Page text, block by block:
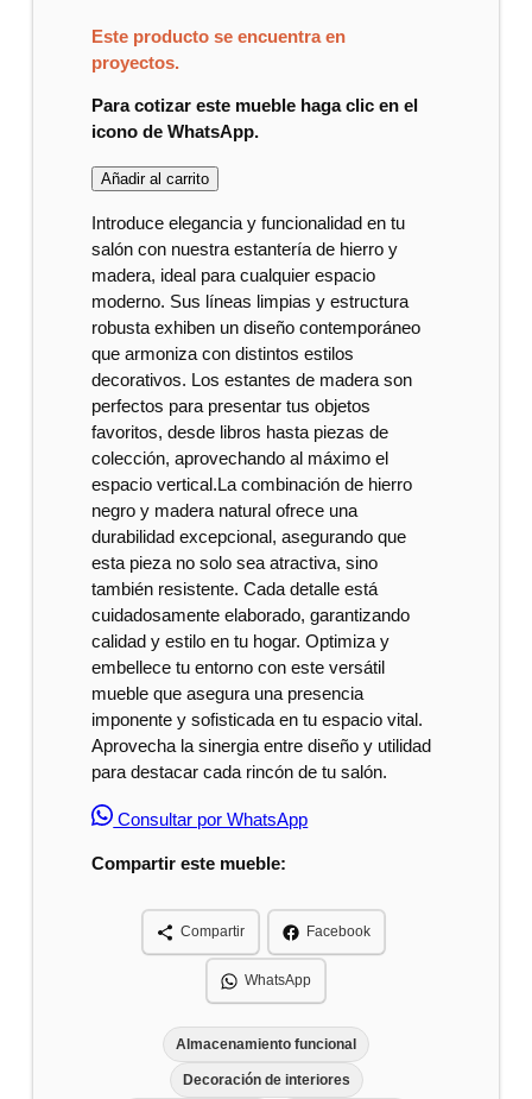
Este producto se encuentra en
proyectos.
Para cotizar este mueble haga clic en el
icono de WhatsApp.
Añadir al carrito
Introduce elegancia y funcionalidad en tu
salón con nuestra estantería de hierro y
madera, ideal para cualquier espacio
moderno. Sus líneas limpias y estructura
robusta exhiben un diseño contemporáneo
que armoniza con distintos estilos
decorativos. Los estantes de madera son
perfectos para presentar tus objetos
favoritos, desde libros hasta piezas de
colección, aprovechando al máximo el
espacio vertical.La combinación de hierro
negro y madera natural ofrece una
durabilidad excepcional, asegurando que
esta pieza no solo sea atractiva, sino
también resistente. Cada detalle está
cuidadosamente elaborado, garantizando
calidad y estilo en tu hogar. Optimiza y
embellece tu entorno con este versátil
mueble que asegura una presencia
imponente y sofisticada en tu espacio vital.
Aprovecha la sinergia entre diseño y utilidad
para destacar cada rincón de tu salón.
Consultar por WhatsApp
Compartir este mueble:
Compartir Facebook
WhatsApp
Almacenamiento funcional
Decoración de interiores